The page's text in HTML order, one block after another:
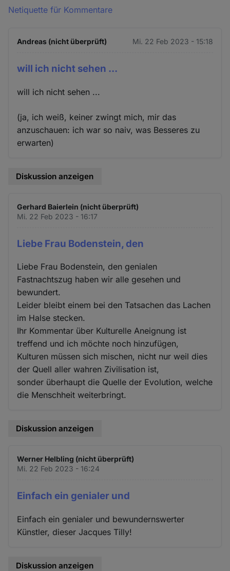
Netiquette für Kommentare
Andreas (nicht überprüft) Mi. 22 Feb 2023 - 15:18
will ich nicht sehen ...
will ich nicht sehen ...
(ja, ich weiß, keiner zwingt mich, mir das
anzuschauen: ich war so naiv, was Besseres zu
erwarten)
Diskussion anzeigen
Gerhard Baierlein (nicht überprüft)
Mi. 22 Feb 2023 - 16:17
Liebe Frau Bodenstein, den
Liebe Frau Bodenstein, den genialen
Fastnachtszug haben wir alle gesehen und
bewundert.
Leider bleibt einem bei den Tatsachen das Lachen
im Halse stecken.
Ihr Kommentar über Kulturelle Aneignung ist
treffend und ich möchte noch hinzufügen,
Kulturen müssen sich mischen, nicht nur weil dies
der Quell aller wahren Zivilisation ist,
sonder überhaupt die Quelle der Evolution, welche
die Menschheit weiterbringt.
Diskussion anzeigen
Werner Helbling (nicht überprüft)
Mi. 22 Feb 2023 - 16:24
Einfach ein genialer und
Einfach ein genialer und bewundernswerter
Künstler, dieser Jacques Tilly!
Diskussion anzeigen